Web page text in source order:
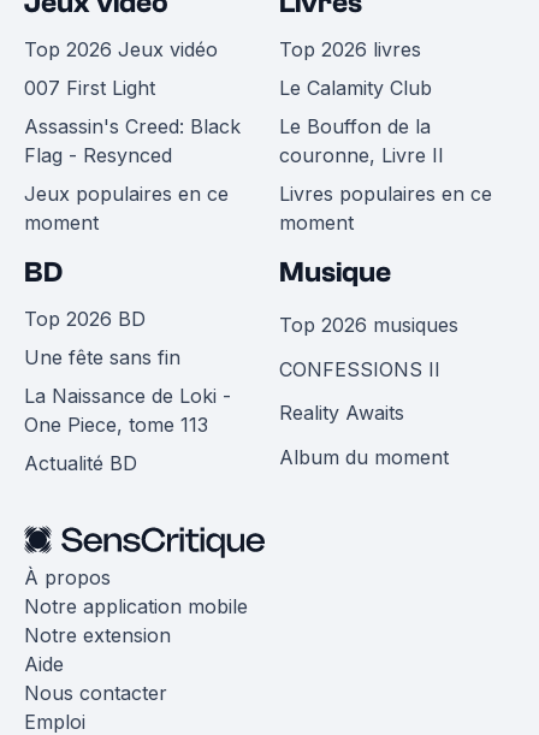
Top 2026 Jeux vidéo
007 First Light
Assassin's Creed: Black
Flag - Resynced
Jeux populaires en ce
moment
Top 2026 livres
Le Calamity Club
Le Bouffon de la
couronne, Livre II
Livres populaires en ce
moment
BD
Top 2026 BD
Une fête sans fin
La Naissance de Loki -
One Piece, tome 113
Actualité BD
Musique
Top 2026 musiques
CONFESSIONS II
Reality Awaits
Album du moment
À propos
Notre application mobile
Notre extension
Aide
Nous contacter
Emploi